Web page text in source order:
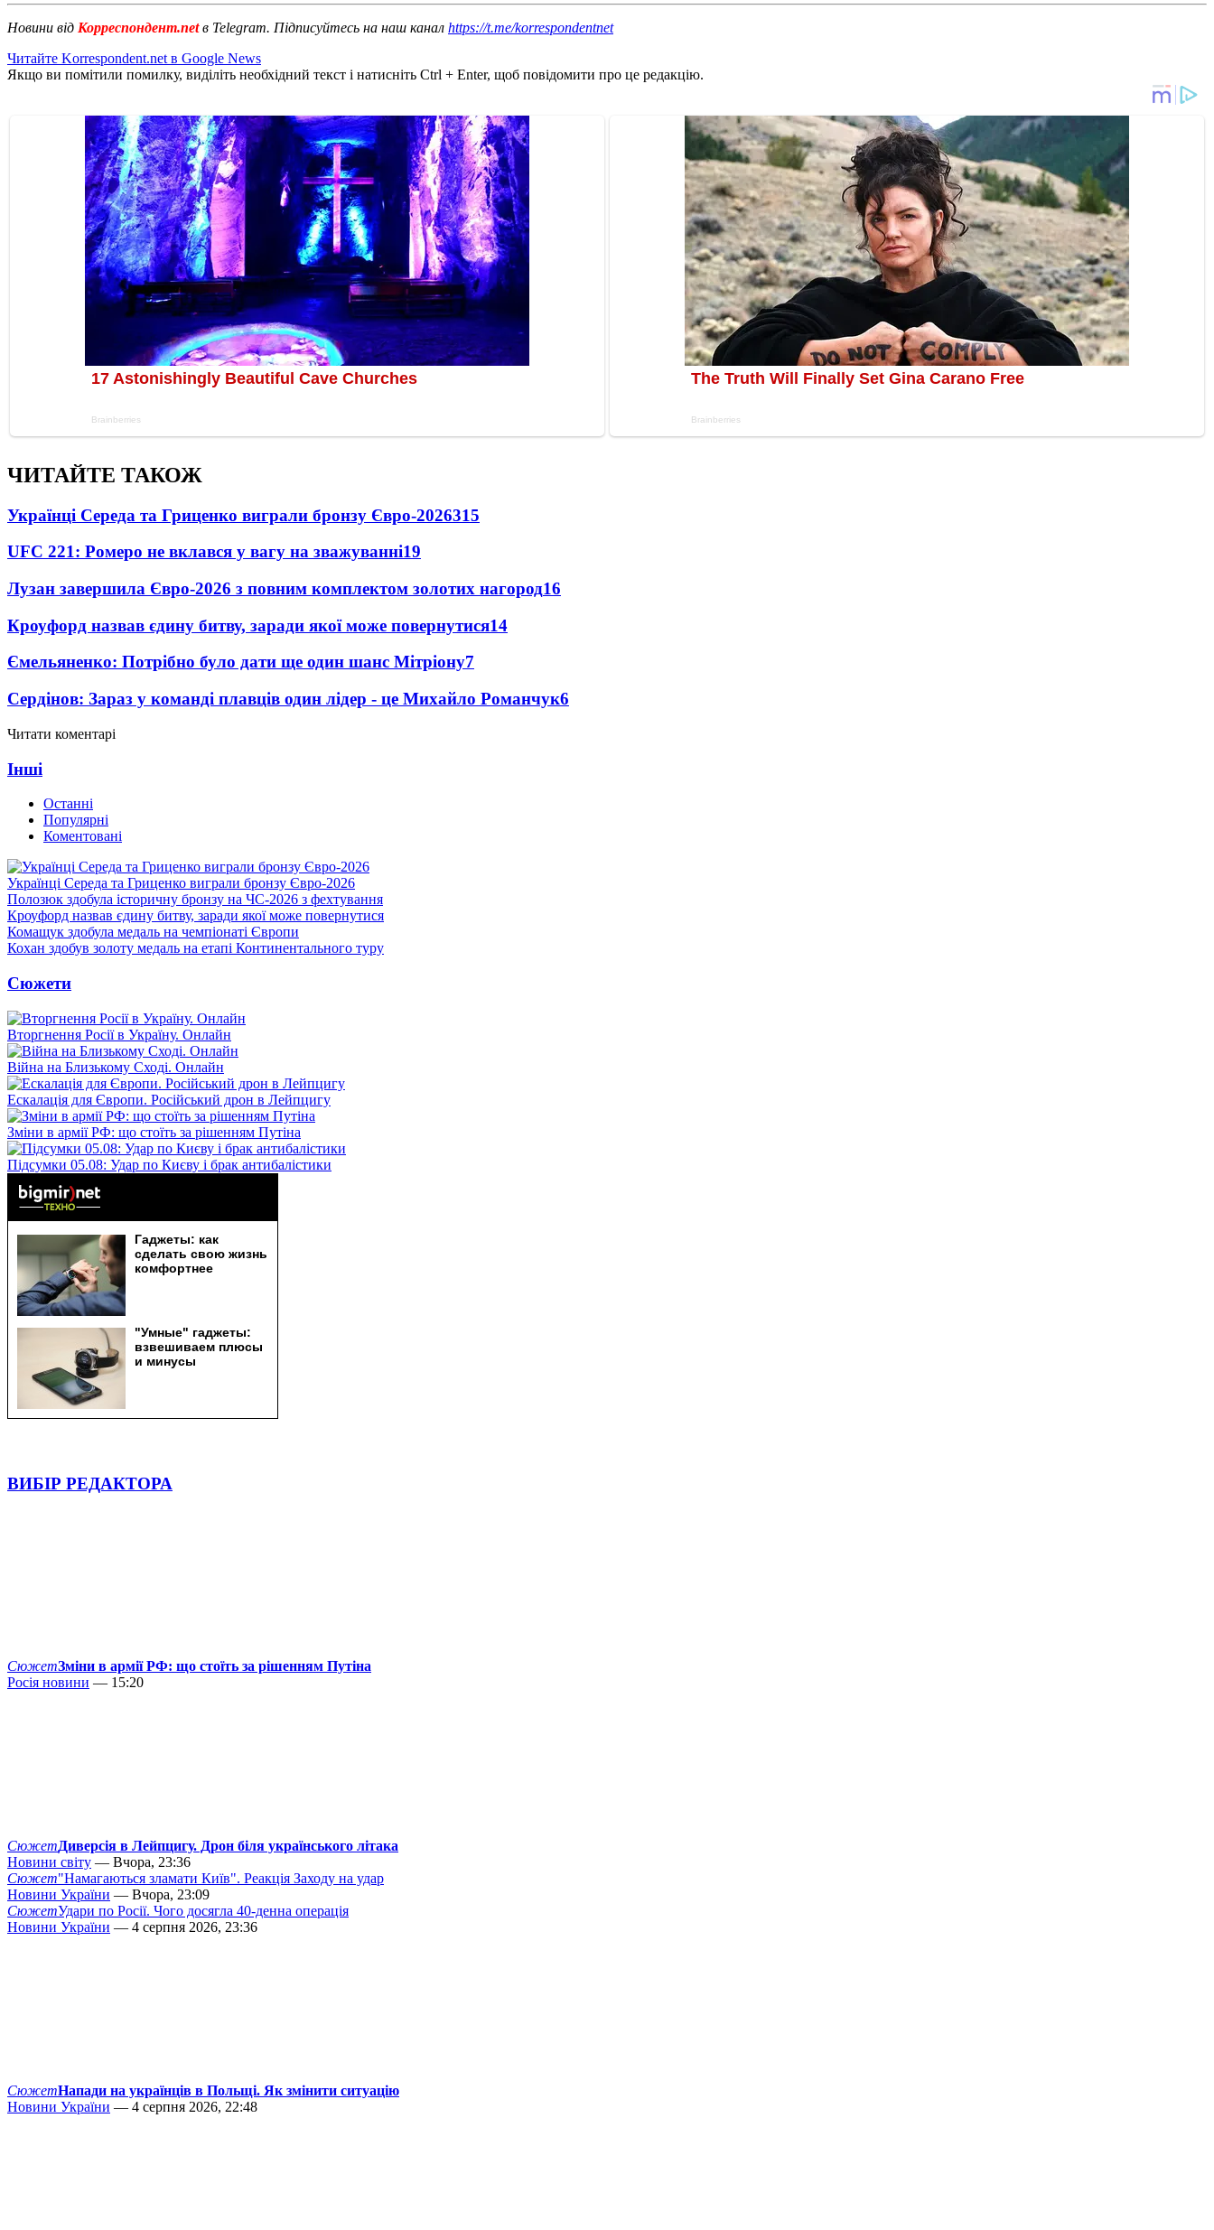
Новини від Корреспондент.netв Telegram. Підписуйтесь на наш канал https://t.me/korrespondentnet
Читайте Korrespondent.net в Google News
Якщо ви помітили помилку, виділіть необхідний текст і натисніть Ctrl + Enter, щоб повідомити про це редакцію.
ЧИТАЙТЕ ТАКОЖ
Українці Середа та Гриценко виграли бронзу Євро-2026315
UFC 221: Ромеро не вклався у вагу на зважуванні19
Лузан завершила Євро-2026 з повним комплектом золотих нагород16
Кроуфорд назвав єдину битву, заради якої може повернутися14
Ємельяненко: Потрібно було дати ще один шанс Мітріону7
Сердінов: Зараз у команді плавців один лідер - це Михайло Романчук6
Читати коментарі
Інші
Останні
Популярні
Коментовані
Українці Середа та Гриценко виграли бронзу Євро-2026
Полозюк здобула історичну бронзу на ЧС-2026 з фехтування
Кроуфорд назвав єдину битву, заради якої може повернутися
Комащук здобула медаль на чемпіонаті Європи
Кохан здобув золоту медаль на етапі Континентального туру
Сюжети
Вторгнення Росії в Україну. Онлайн
Війна на Близькому Сході. Онлайн
Ескалація для Європи. Російський дрон в Лейпцигу
Зміни в армії РФ: що стоїть за рішенням Путіна
Підсумки 05.08: Удар по Києву і брак антибалістики
ВИБІР РЕДАКТОРА
СюжетЗміни в армії РФ: що стоїть за рішенням Путіна
Росія новини — 15:20
СюжетДиверсія в Лейпцигу. Дрон біля українського літака
Новини світу — Вчора, 23:36
Сюжет"Намагаються зламати Київ". Реакція Заходу на удар
Новини України — Вчора, 23:09
СюжетУдари по Росії. Чого досягла 40-денна операція
Новини України — 4 серпня 2026, 23:36
СюжетНапади на українців в Польщі. Як змінити ситуацію
Новини України — 4 серпня 2026, 22:48